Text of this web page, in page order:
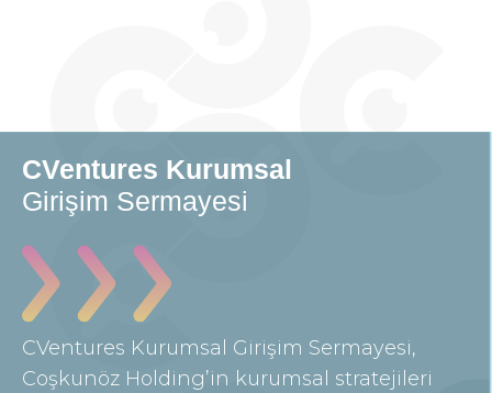
CVentures Kurumsal
Girişim Sermayesi
CVentures Kurumsal Girişim Sermayesi,
Coşkunöz Holding’in kurumsal stratejileri